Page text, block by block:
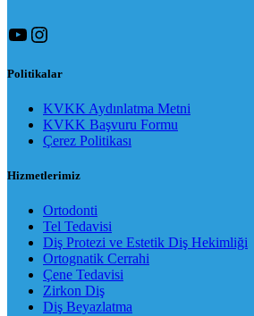
YouTube
Instagram
Politikalar
KVKK Aydınlatma Metni
KVKK Başvuru Formu
Çerez Politikası
Hizmetlerimiz
Ortodonti
Tel Tedavisi
Diş Protezi ve Estetik Diş Hekimliği
Ortognatik Cerrahi
Çene Tedavisi
Zirkon Diş
Diş Beyazlatma